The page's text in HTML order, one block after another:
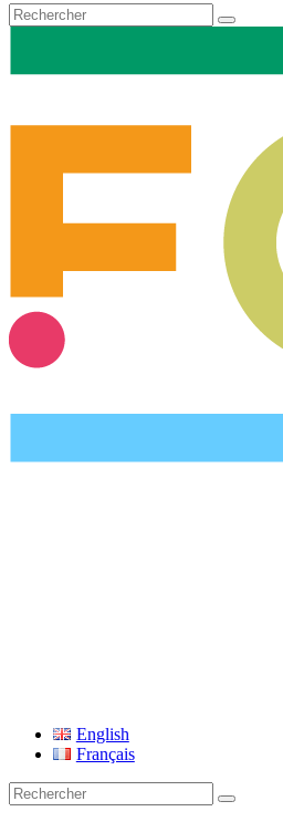
Recherche
pour
Fondation UEFA
English
Français
Recherche
pour